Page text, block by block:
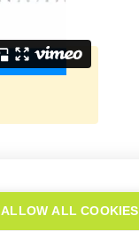
Statistiken
ALLOW ALL COOKIES